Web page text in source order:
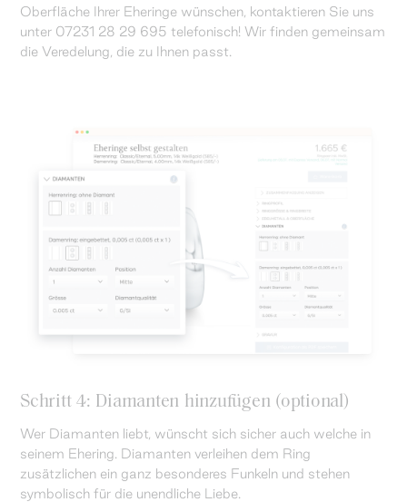
Oberfläche Ihrer Eheringe wünschen, kontaktieren Sie uns
unter 07231 28 29 695 telefonisch! Wir finden gemeinsam
die Veredelung, die zu Ihnen passt.
Schritt 4: Diamanten hinzufügen (optional)
Wer Diamanten liebt, wünscht sich sicher auch welche in
seinem Ehering. Diamanten verleihen dem Ring
zusätzlichen ein ganz besonderes Funkeln und stehen
symbolisch für die unendliche Liebe.